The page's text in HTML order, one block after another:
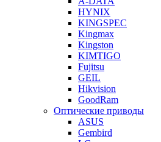
HYNIX
KINGSPEC
Kingmax
Kingston
KIMTIGO
Fujitsu
GEIL
Hikvision
GoodRam
Оптические приводы
ASUS
Gembird